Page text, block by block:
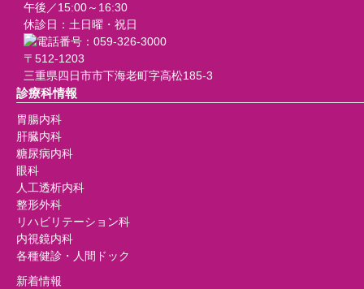
午後／15:00～16:30
休診日：土日曜・祝日
〒512-1203
三重県四日市市下海老町字高松185-3
診療科情報
胃腸内科
肝臓内科
糖尿病内科
眼科
人工透析内科
整形外科
リハビリテーション科
内視鏡内科
各種健診・人間ドック
新着情報